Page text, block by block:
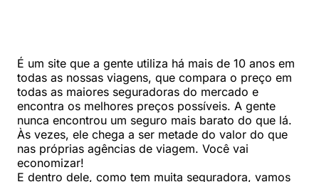
É um site que a gente utiliza há mais de 10 anos em
todas as nossas viagens, que compara o preço em
todas as maiores seguradoras do mercado e
encontra os melhores preços possíveis. A gente
nunca encontrou um seguro mais barato do que lá.
Às vezes, ele chega a ser metade do valor do que
nas próprias agências de viagem. Você vai
economizar!
E dentro dele, como tem muita seguradora, vamos